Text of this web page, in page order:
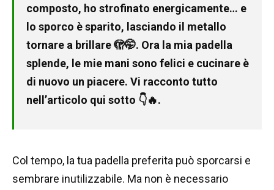
composto, ho strofinato energicamente… e
lo sporco è sparito, lasciando il metallo
tornare a brillare 🫣🤭. Ora la mia padella
splende, le mie mani sono felici e cucinare è
di nuovo un piacere. Vi racconto tutto
nell’articolo qui sotto 👇🔥.
Col tempo, la tua padella preferita può sporcarsi e
sembrare inutilizzabile. Ma non è necessario